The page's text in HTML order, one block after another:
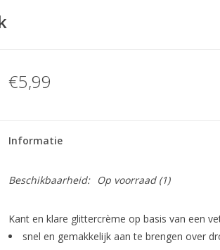
€5,99
Informatie
Beschikbaarheid: Op voorraad(1)
Kant en klare glittercrème op basis van een
snel en gemakkelijk aan te brengen over